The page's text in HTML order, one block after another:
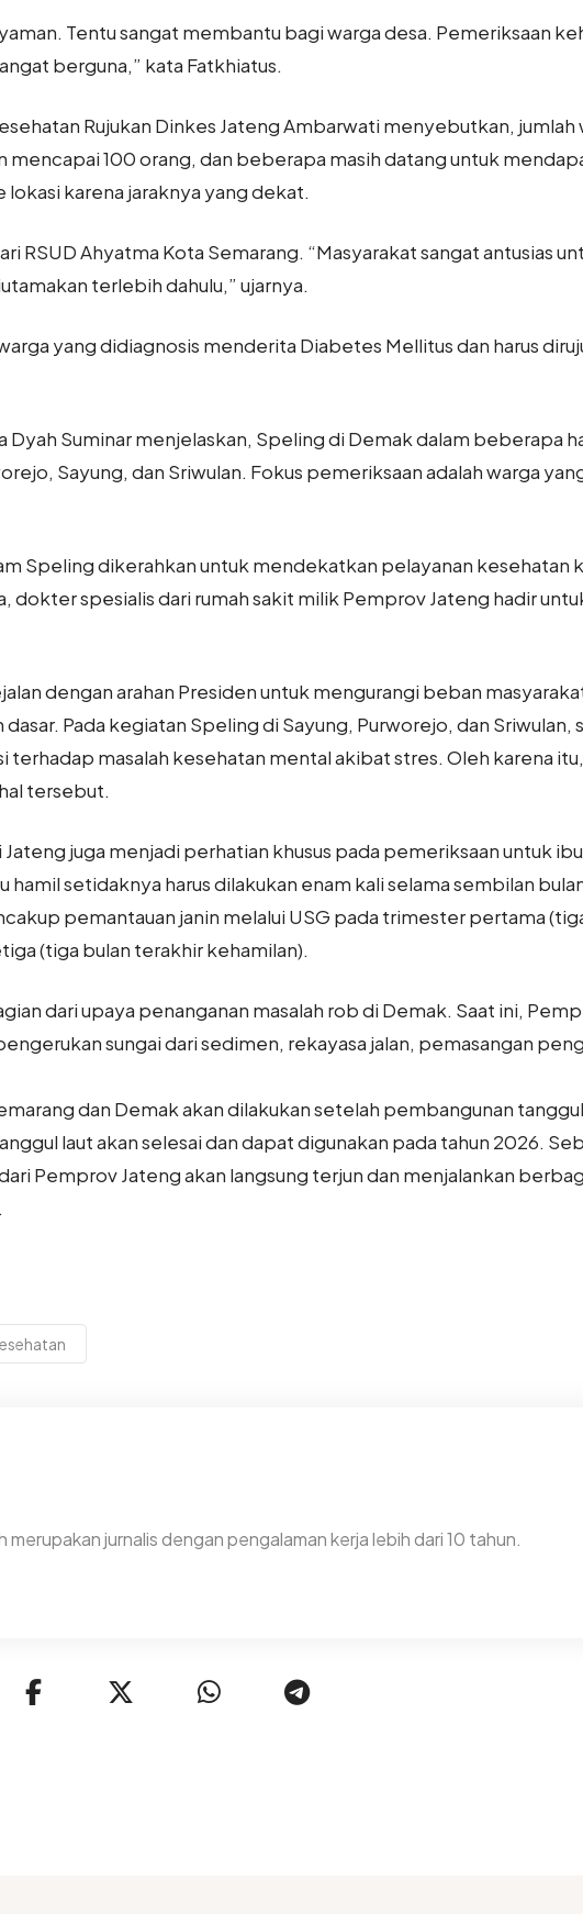
Tentu sangat membantu bagi warga desa. Pemeriksaan
berguna,” kata Fatkhiatus.
Rujukan Dinkes Jateng Ambarwati menyebutkan, jumlah
100 orang, dan beberapa masih datang untuk
lokasi karena jaraknya yang dekat.
RSUD Ahyatma Kota Semarang. “Masyarakat sangat antusias
terlebih dahulu,” ujarnya.
yang didiagnosis menderita Diabetes Mellitus dan harus
Dyah Suminar menjelaskan, Speling di Demak dalam beberapa
Sayung, dan Sriwulan. Fokus pemeriksaan adalah warga
Speling dikerahkan untuk mendekatkan pelayanan kesehatan
dokter spesialis dari rumah sakit milik Pemprov Jateng hadir
dengan arahan Presiden untuk mengurangi beban
Pada kegiatan Speling di Sayung, Purworejo, dan Sriwulan,
terhadap masalah kesehatan mental akibat stres. Oleh karena
tersebut.
juga menjadi perhatian khusus pada pemeriksaan untuk
setidaknya harus dilakukan enam kali selama sembilan
pemantauan janin melalui USG pada trimester pertama
(tiga bulan terakhir kehamilan).
dari upaya penanganan masalah rob di Demak. Saat ini,
sungai dari sedimen, rekayasa jalan, pemasangan
dan Demak akan dilakukan setelah pembangunan
laut akan selesai dan dapat digunakan pada tahun 2026.
Pemprov Jateng akan langsung terjun dan menjalankan
merupakan jurnalis dengan pengalaman kerja lebih dari 10 tahun.